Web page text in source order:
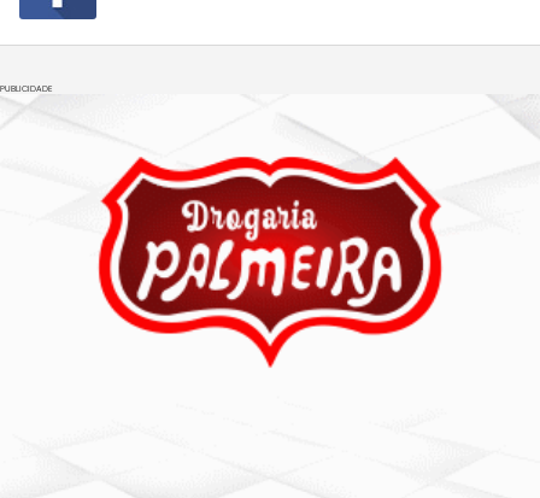
PUBLICIDADE